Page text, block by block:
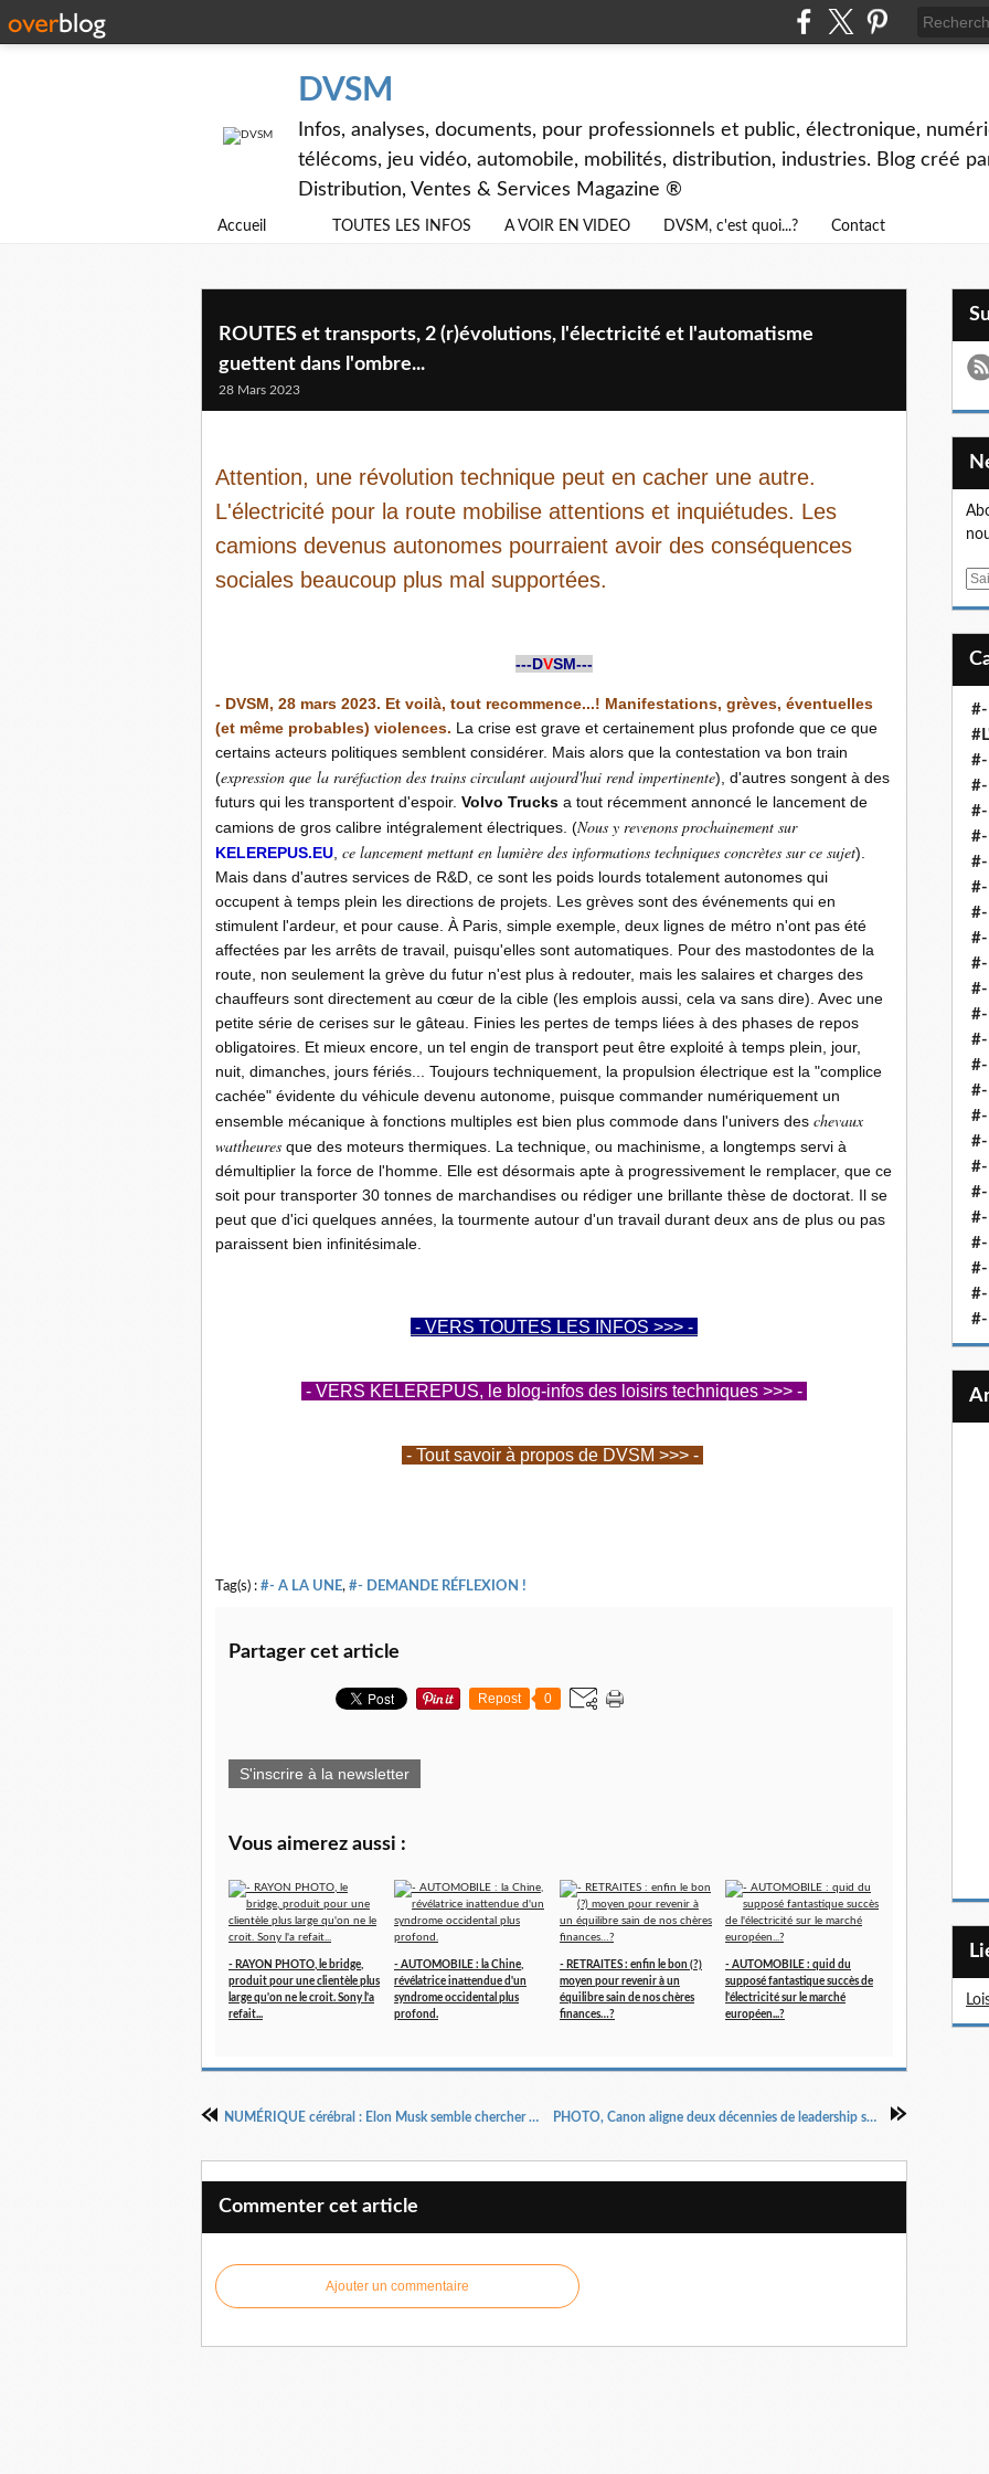
DVSM
Infos, analyses, documents, pour professionnels et public, électronique,
télécoms, jeu vidéo, automobile, mobilités, distribution, industries. Blog créé
Distribution, Ventes & Services Magazine ®
Accueil TOUTES LES INFOS A VOIR EN VIDEO DVSM, c'est quoi...? Contact
ROUTES et transports, 2 (r)évolutions, l'électricité et l'automatisme
guettent dans l'ombre...
28 Mars 2023
Attention, une révolution technique peut en cacher une autre.
L'électricité pour la route mobilise attentions et inquiétudes. Les
camions devenus autonomes pourraient avoir des conséquences
sociales beaucoup plus mal supportées.
---DVSM---
- DVSM, 28 mars 2023. Et voilà, tout recommence...! Manifestations, grèves, éventuelles
(et même probables) violences. La crise est grave et certainement plus profonde que ce que
certains acteurs politiques semblent considérer. Mais alors que la contestation va bon train
(expression que la raréfaction des trains circulant aujourd'hui rend impertinente), d'autres songent à des
futurs qui les transportent d'espoir. Volvo Trucks a tout récemment annoncé le lancement de
camions de gros calibre intégralement électriques. (Nous y revenons prochainement sur
KELEREPUS.EU ce lancement mettant en lumière des informations techniques concrètes sur ce sujet).
Mais dans d'autres services de R&D, ce sont les poids lourds totalement autonomes qui
occupent à temps plein les directions de projets. Les grèves sont des événements qui en
stimulent l'ardeur, et pour cause. À Paris, simple exemple, deux lignes de métro n'ont pas été
affectées par les arrêts de travail, puisqu'elles sont automatiques. Pour des mastodontes de la
route, non seulement la grève du futur n'est plus à redouter, mais les salaires et charges des
chauffeurs sont directement au cœur de la cible (les emplois aussi, cela va sans dire). Avec une
petite série de cerises sur le gâteau. Finies les pertes de temps liées à des phases de repos
obligatoires. Et mieux encore, un tel engin de transport peut être exploité à temps plein, jour,
nuit, dimanches, jours fériés... Toujours techniquement, la propulsion électrique est la "complice
cachée" évidente du véhicule devenu autonome, puisque commander numériquement un
ensemble mécanique à fonctions multiples est bien plus commode dans l'univers des chevaux
wattheures que des moteurs thermiques. La technique, ou machinisme, a longtemps servi à
démultiplier la force de l'homme. Elle est désormais apte à progressivement le remplacer, que ce
soit pour transporter 30 tonnes de marchandises ou rédiger une brillante thèse de doctorat. Il se
peut que d'ici quelques années, la tourmente autour d'un travail durant deux ans de plus ou pas
paraissent bien infinitésimale.
- VERS TOUTES LES INFOS >>> -
- VERS KELEREPUS, le blog-infos des loisirs techniques >>> -
- Tout savoir à propos de DVSM >>> -
Tag(s) : #- A LA UNE, #- DEMANDE RÉFLEXION !
Partager cet article
Repost 0
S'inscrire à la newsletter
Vous aimerez aussi :
- RAYON PHOTO, le bridge,
produit pour une clientèle plus
large qu'on ne le croit. Sony l'a
refait...
- AUTOMOBILE : la Chine,
révélatrice inattendue d'un
syndrome occidental plus
profond.
- RETRAITES : enfin le bon (?)
moyen pour revenir à un
équilibre sain de nos chères
finances…?
- AUTOMOBILE : quid du
supposé fantastique succès de
l'électricité sur le marché
européen...?
NUMÉRIQUE cérébral : Elon Musk semble chercher des volontaires. Grosse prise de tête...! PHOTO, Canon aligne deux décennies de leadership sur les APN à objectifs interchangeables...
Commenter cet article
Ajouter un commentaire
E
#-
#-
#-
#-
#-
#-
#-
#-
#-
#-
#-
#-
#-
#-
#-
#-